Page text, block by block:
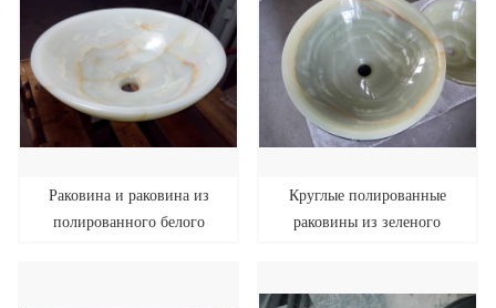
Раковина и раковина из
полированного белого
Круглые полированные
раковины из зеленого